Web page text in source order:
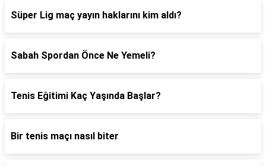
Süper Lig maç yayın haklarını kim aldı?
Sabah Spordan Önce Ne Yemeli?
Tenis Eğitimi Kaç Yaşında Başlar?
Bir tenis maçı nasıl biter